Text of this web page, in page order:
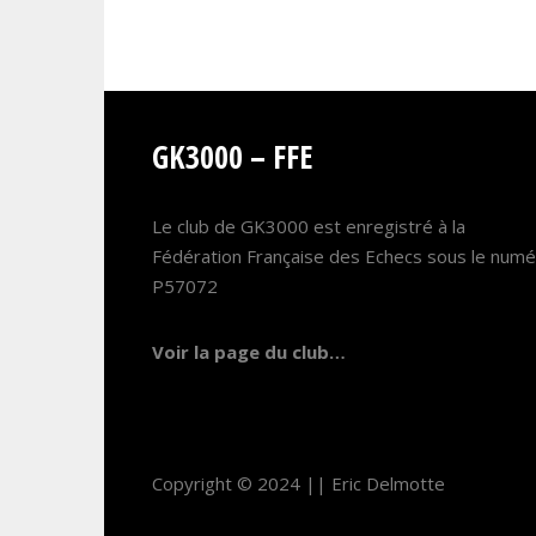
GK3000 – FFE
Le club de GK3000 est enregistré à la
Fédération Française des Echecs sous le
P57072
Voir la page du club…
Copyright © 2024 || Eric Delmotte